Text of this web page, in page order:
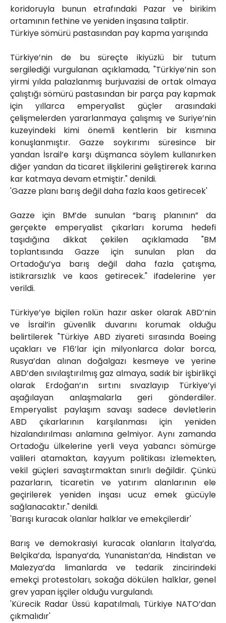
koridoruyla bunun etrafındaki Pazar ve birikim
ortamının fethine ve yeniden inşasına taliptir.
Türkiye sömürü pastasından pay kapma yarışında
Türkiye’nin de bu süreçte ikiyüzlü bir tutum
sergilediği vurgulanan açıklamada, "Türkiye’nin son
yirmi yılda palazlanmış burjuvazisi de ortak olmaya
çalıştığı sömürü pastasından bir parça pay kapmak
için yıllarca emperyalist güçler arasındaki
çelişmelerden yararlanmaya çalışmış ve Suriye’nin
kuzeyindeki kimi önemli kentlerin bir kısmına
konuşlanmıştır. Gazze soykırımı süresince bir
yandan İsrail’e karşı düşmanca söylem kullanırken
diğer yandan da ticaret ilişkilerini geliştirerek karına
kar katmaya devam etmiştir." denildi.
'Gazze planı barış değil daha fazla kaos getirecek'
Gazze için BM’de sunulan “barış planının” da
gerçekte emperyalist çıkarları koruma hedefi
taşıdığına dikkat çekilen açıklamada "BM
toplantısında Gazze için sunulan plan da
Ortadoğu’ya barış değil daha fazla çatışma,
istikrarsızlık ve kaos getirecek." ifadelerine yer
verildi.
Türkiye’ye biçilen rolün hazır asker olarak ABD’nin
ve İsrail’in güvenlik duvarını korumak olduğu
belirtilerek "Türkiye ABD ziyareti sırasında Boeing
uçakları ve F16’lar için milyonlarca dolar borca,
Rusya’dan alınan doğalgazı kesmeye ve yerine
ABD’den sıvılaştırılmış gaz almaya, sadık bir işbirlikçi
olarak Erdoğan’ın sırtını sıvazlayıp Türkiye’yi
aşağılayan anlaşmalarla geri gönderdiler.
Emperyalist paylaşım savaşı sadece devletlerin
ABD çıkarlarının karşılanması için yeniden
hizalandırılması anlamına gelmiyor. Aynı zamanda
Ortadoğu ülkelerine yerli veya yabancı sömürge
valileri atamaktan, kayyum politikası izlemekten,
vekil güçleri savaştırmaktan sınırlı değildir. Çünkü
pazarların, ticaretin ve yatırım alanlarının ele
geçirilerek yeniden inşası ucuz emek gücüyle
sağlanacaktır." denildi.
'Barışı kuracak olanlar halklar ve emekçilerdir'
Barış ve demokrasiyi kuracak olanların İtalya’da,
Belçika’da, İspanya’da, Yunanistan’da, Hindistan ve
Malezya’da limanlarda ve tedarik zincirindeki
emekçi protestoları, sokağa dökülen halklar, genel
grev yapan işçiler olduğu vurgulandı.
'Kürecik Radar Üssü kapatılmalı, Türkiye NATO’dan
çıkmalıdır'